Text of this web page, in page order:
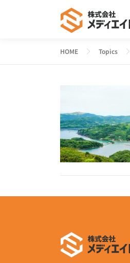
HOME Topics